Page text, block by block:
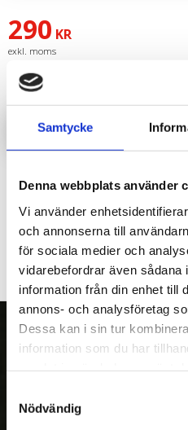
Samtycke
Denna webbplats använder
Vi använder
och annonserna till
för sociala medier och
vidarebefordrar även sådana
information från din enhet till
annons- och analysföretag
Dessa kan i sin tur
information som du har
Nödvändig
290 KR
Artikelnr
LOGGA IN FÖR ATT
Gummidelen i axelkopplingen
OM OSS
Kranman AB tillverkar och